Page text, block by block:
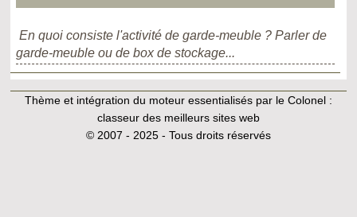
En quoi consiste l'activité de garde-meuble ? Parler de
garde-meuble ou de box de stockage...
Thème et intégration du moteur essentialisés par le Colonel :
classeur des meilleurs sites web
© 2007 - 2025 - Tous droits réservés